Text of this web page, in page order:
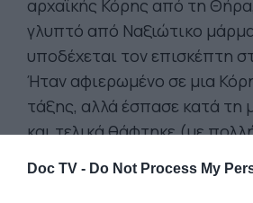
Doc TV - Do Not Process My
αρχαϊκής Κόρης από τη
γλυπτό από Ναξιώτικο
υποδέχεται τον επισκέπτη
Ήταν αφιερωμένο σε μια
τάξης, αλλά έσπασε κατά τη
και τελικά θάφτηκε (με